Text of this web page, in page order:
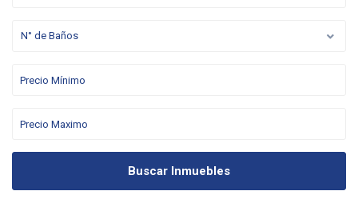
N° de Baños
Buscar Inmuebles